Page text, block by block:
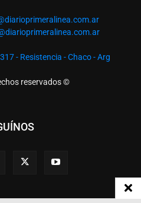
- Resistencia - Chaco - Arg
reservados ©